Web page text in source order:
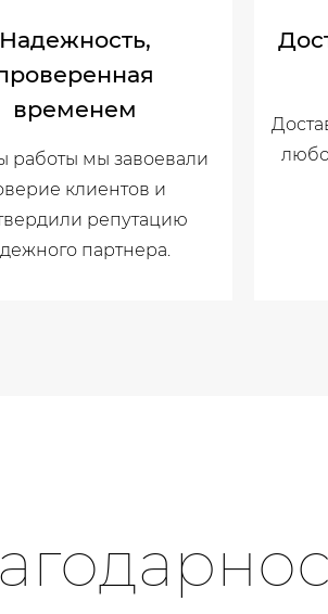
Надежность,
временем
работы мы завоевали
клиентов и
репутацию
партнера.